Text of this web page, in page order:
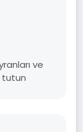
ve
tutun